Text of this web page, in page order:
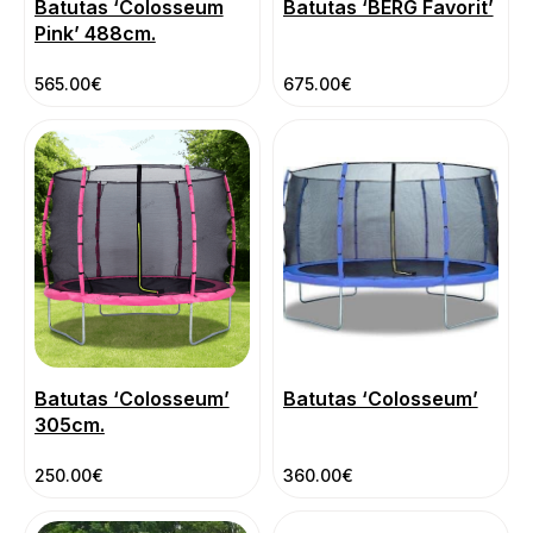
Batutas ‘Colosseum
Pink’ 488cm.
565.00€
Batutas ‘BERG Favorit’
675.00€
Batutas ‘Colosseum’
305cm.
250.00€
Batutas ‘Colosseum’
360.00€